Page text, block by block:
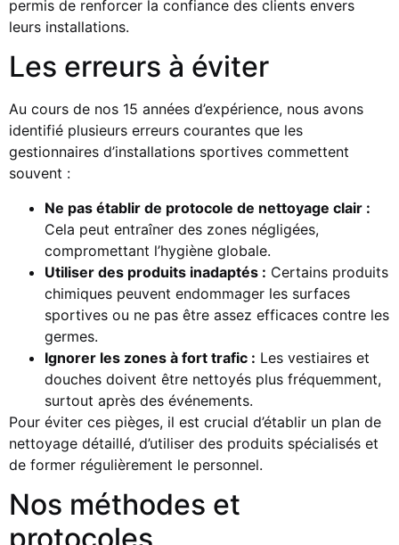
permis de renforcer la confiance des clients envers
leurs installations.
Les erreurs à éviter
Au cours de nos 15 années d’expérience, nous avons
identifié plusieurs erreurs courantes que les
gestionnaires d’installations sportives commettent
souvent :
Ne pas établir de protocole de nettoyage clair :
Cela peut entraîner des zones négligées,
compromettant l’hygiène globale.
Utiliser des produits inadaptés : Certains produits
chimiques peuvent endommager les surfaces
sportives ou ne pas être assez efficaces contre les
germes.
Ignorer les zones à fort trafic : Les vestiaires et
douches doivent être nettoyés plus fréquemment,
surtout après des événements.
Pour éviter ces pièges, il est crucial d’établir un plan de
nettoyage détaillé, d’utiliser des produits spécialisés et
de former régulièrement le personnel.
Nos méthodes et